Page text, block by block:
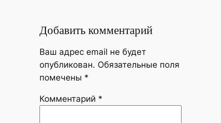
Добавить комментарий
Ваш адрес email не будет
опубликован. Обязательные поля
помечены *
Комментарий *